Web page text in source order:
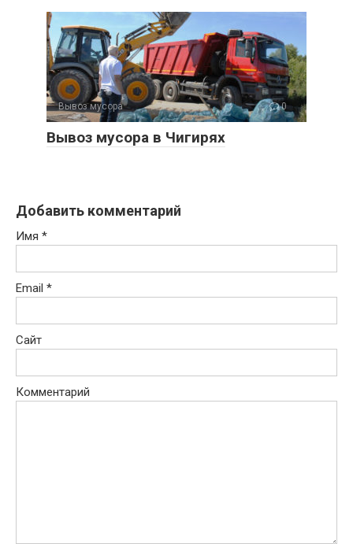
Вывоз мусора 0
Вывоз мусора в Чигирях
Добавить комментарий
Имя *
Email *
Сайт
Комментарий